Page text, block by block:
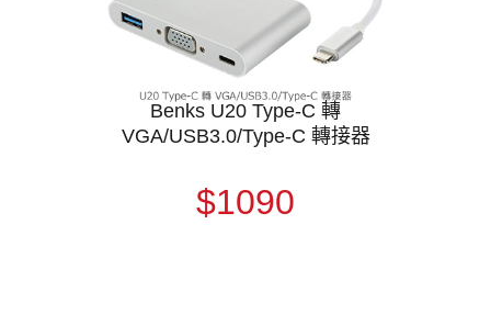
Benks U20 Type-C 轉
VGA/USB3.0/Type-C 轉接器
$1090